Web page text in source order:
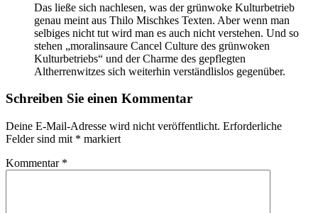
Das ließe sich nachlesen, was der grünwoke Kulturbetrieb
genau meint aus Thilo Mischkes Texten. Aber wenn man
selbiges nicht tut wird man es auch nicht verstehen. Und so
stehen „moralinsaure Cancel Culture des grünwoken
Kulturbetriebs“ und der Charme des gepflegten
Altherrenwitzes sich weiterhin verständlislos gegenüber.
Schreiben Sie einen Kommentar
Deine E-Mail-Adresse wird nicht veröffentlicht. Erforderliche
Felder sind mit * markiert
Kommentar *